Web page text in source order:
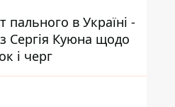
пального в Україні -
Сергія Куюна щодо
і черг